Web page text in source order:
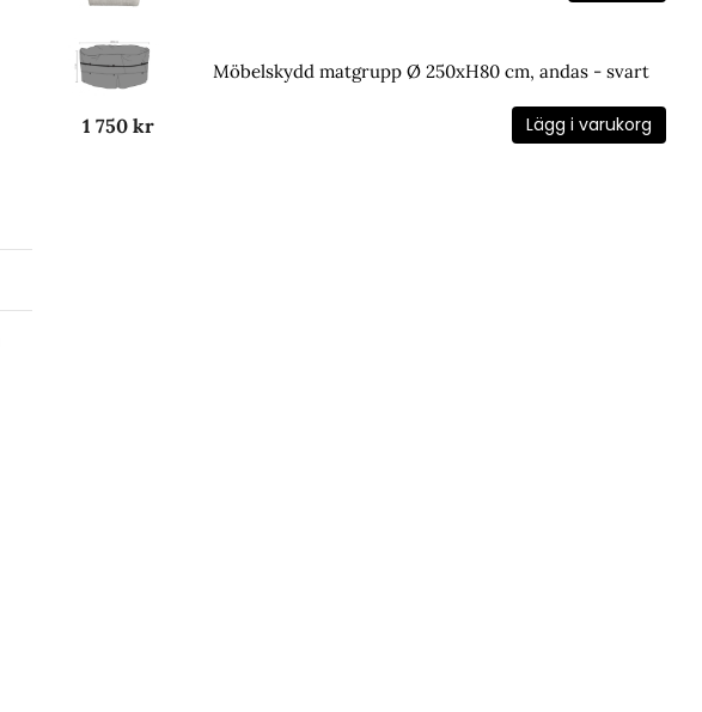
Möbelskydd matgrupp Ø 250xH80 cm, andas - svart
1 750 kr Lägg i varukorg